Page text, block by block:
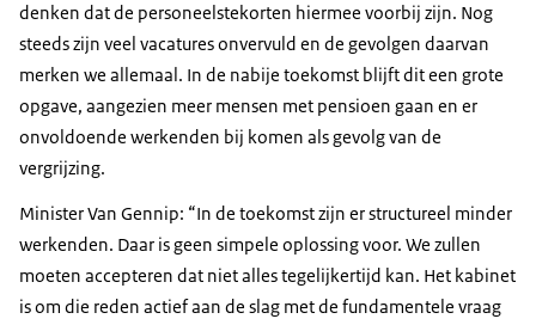
denken dat de personeelstekorten hiermee voorbij zijn. Nog
steeds zijn veel vacatures onvervuld en de gevolgen daarvan
merken we allemaal. In de nabije toekomst blijft dit een grote
opgave, aangezien meer mensen met pensioen gaan en er
onvoldoende werkenden bij komen als gevolg van de
vergrijzing.
Minister Van Gennip: “In de toekomst zijn er structureel minder
werkenden. Daar is geen simpele oplossing voor. We zullen
moeten accepteren dat niet alles tegelijkertijd kan. Het kabinet
is om die reden actief aan de slag met de fundamentele vraag